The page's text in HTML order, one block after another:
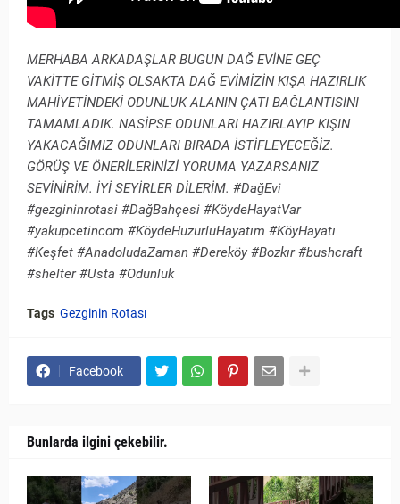
MERHABA ARKADAŞLAR BUGUN DAĞ EVİNE GEÇ
VAKİTTE GİTMİŞ OLSAKTA DAĞ EVİMİZİN KIŞA HAZIRLIK
MAHİYETİNDEKİ ODUNLUK ALANIN ÇATI BAĞLANTISINI
TAMAMLADIK. NASİPSE ODUNLARI HAZIRLAYIP KIŞIN
YAKACAĞIMIZ ODUNLARI BIRADA İSTİFLEYECEĞİZ.
GÖRÜŞ VE ÖNERİLERİNİZİ YORUMA YAZARSANIZ
SEVİNİRİM. İYİ SEYİRLER DİLERİM. #DağEvi
#gezgininrotasi #DağBahçesi #KöydeHayatVar
#yakupcetincom #KöydeHuzurluHayatım #KöyHayatı
#Keşfet #AnadoludaZaman #Dereköy #Bozkır #bushcraft
#shelter #Usta #Odunluk
Tags Gezginin Rotası
Facebook
Bunlarda ilgini çekebilir.